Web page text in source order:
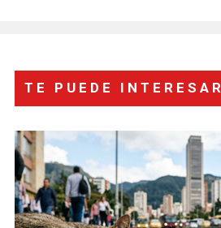
TE PUEDE INTERESAR